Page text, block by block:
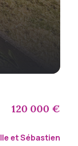
120 000 €
et Sébastien